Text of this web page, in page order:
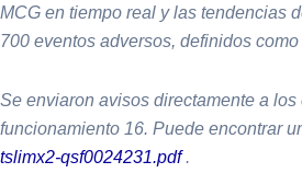
MCG en tiempo real y las tendencias
700 eventos adversos, definidos
Se enviaron avisos directamente a
funcionamiento 16. Puede encontrar
tslimx2-qsf0024231.pdf.